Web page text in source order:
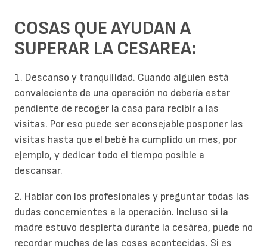
COSAS QUE AYUDAN A
SUPERAR LA CESAREA:
1. Descanso y tranquilidad. Cuando alguien está
convaleciente de una operación no debería estar
pendiente de recoger la casa para recibir a las
visitas. Por eso puede ser aconsejable posponer las
visitas hasta que el bebé ha cumplido un mes, por
ejemplo, y dedicar todo el tiempo posible a
descansar.
2. Hablar con los profesionales y preguntar todas las
dudas concernientes a la operación. Incluso si la
madre estuvo despierta durante la cesárea, puede no
recordar muchas de las cosas acontecidas. Si es